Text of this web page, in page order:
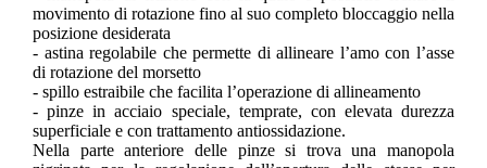
movimento di rotazione fino al suo completo bloccaggio nella
posizione desiderata
- astina regolabile che permette di allineare l’amo con l’asse
di rotazione del morsetto
- spillo estraibile che facilita l’operazione di allineamento
- pinze in acciaio speciale, temprate, con elevata durezza
superficiale e con trattamento antiossidazione.
Nella parte anteriore delle pinze si trova una manopola